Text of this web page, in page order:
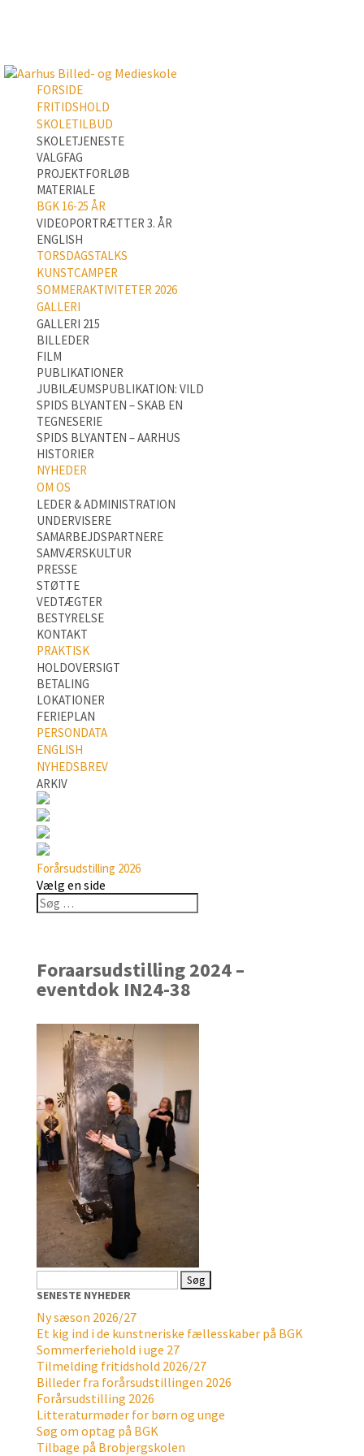
FORSIDE
FRITIDSHOLD
SKOLETILBUD
SKOLETJENESTE
VALGFAG
PROJEKTFORLØB
MATERIALE
BGK 16-25 ÅR
VIDEOPORTRÆTTER 3. ÅR
ENGLISH
TORSDAGSTALKS
KUNSTCAMPER
SOMMERAKTIVITETER 2026
GALLERI
GALLERI 215
BILLEDER
FILM
PUBLIKATIONER
JUBILÆUMSPUBLIKATION: VILD
SPIDS BLYANTEN – SKAB EN
TEGNESERIE
SPIDS BLYANTEN – AARHUS
HISTORIER
NYHEDER
OM OS
LEDER & ADMINISTRATION
UNDERVISERE
SAMARBEJDSPARTNERE
SAMVÆRSKULTUR
PRESSE
STØTTE
VEDTÆGTER
BESTYRELSE
KONTAKT
PRAKTISK
HOLDOVERSIGT
BETALING
LOKATIONER
FERIEPLAN
PERSONDATA
ENGLISH
NYHEDSBREV
ARKIV
Forårsudstilling 2026
Vælg en side
Foraarsudstilling 2024 –
eventdok IN24-38
efter:
SENESTE NYHEDER
Ny sæson 2026/27
Et kig ind i de kunstneriske fællesskaber på BGK
Sommerferiehold i uge 27
Tilmelding fritidshold 2026/27
Billeder fra forårsudstillingen 2026
Forårsudstilling 2026
Litteraturmøder for børn og unge
Søg om optag på BGK
Tilbage på Brobjergskolen